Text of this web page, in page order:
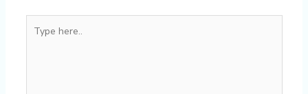
here..